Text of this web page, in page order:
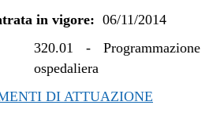
al 06/01/2015
al 31/12/2014
in vigore: 06/11/2014
320.01 -
ospedaliera
DI ATTUAZIONE